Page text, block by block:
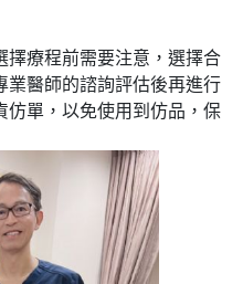
擇療程前需要注意，選擇合
業醫師的諮詢評估後再進行
仿單，以免使用到仿品，保